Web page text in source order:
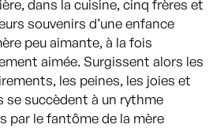
dans la cuisine, cinq frères et
souvenirs d’une enfance
peu aimante, à la fois
aimée. Surgissent alors les
les peines, les joies et
se succèdent à un rythme
par le fantôme de la mère